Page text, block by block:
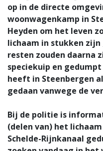
op in de directe
woonwagenkamp in
Heyden om het leven
lichaam in stukken
resten zouden daarna
speciekuip en
heeft in Steenbergen
gedaan vanwege de
Bij de politie is
(delen van) het
Schelde-Rijnkanaal